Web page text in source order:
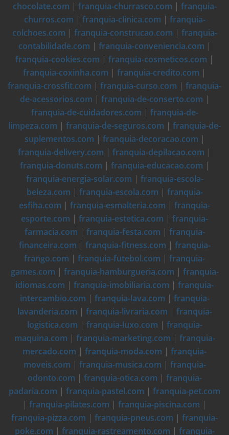
chocolate.com | franquia-churrasco.com | franquia-
churros.com | franquia-clinica.com | franquia-
colchoes.com | franquia-construcao.com | franquia-
contabilidade.com | franquia-conveniencia.com |
franquia-cookies.com | franquia-cosmeticos.com |
franquia-coxinha.com | franquia-credito.com |
franquia-crossfit.com | franquia-curso.com | franquia-
de-acessorios.com | franquia-de-conserto.com |
franquia-de-cuidadores.com | franquia-de-
limpeza.com | franquia-de-seguros.com | franquia-de-
suplementos.com | franquia-decoracao.com |
franquia-delivery.com | franquia-depilacao.com |
franquia-donuts.com | franquia-educacao.com |
franquia-energia-solar.com | franquia-escola-
beleza.com | franquia-escola.com | franquia-
esfiha.com | franquia-esmalteria.com | franquia-
esporte.com | franquia-estetica.com | franquia-
farmacia.com | franquia-festa.com | franquia-
financeira.com | franquia-fitness.com | franquia-
frango.com | franquia-futebol.com | franquia-
games.com | franquia-hamburgueria.com | franquia-
idiomas.com | franquia-imobiliaria.com | franquia-
intercambio.com | franquia-lava.com | franquia-
lavanderia.com | franquia-livraria.com | franquia-
logistica.com | franquia-luxo.com | franquia-
maquina.com | franquia-marketing.com | franquia-
mercado.com | franquia-moda.com | franquia-
moveis.com | franquia-musica.com | franquia-
odonto.com | franquia-otica.com | franquia-
padaria.com | franquia-pastel.com | franquia-pet.com
| franquia-pilates.com | franquia-piscina.com |
franquia-pizza.com | franquia-pneus.com | franquia-
poke.com | franquia-rastreamento.com | franquia-